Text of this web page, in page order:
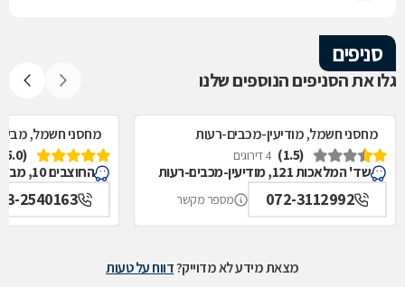
סניפים
גלו את הסניפים הנוספים שלנו
מחסני חשמל, מודיעין-מכבים-רעות
(1.5)
4 דירוגים
שד' המלאכות 121, מודיעין-מכבים-רעות
072-3112992 מספר מקשר
מחסני חשמל,
(5.0)
החוצבים 10, מבשרת ציון
2540163
מצאת מידע לא מדוייק?דווח על טעות